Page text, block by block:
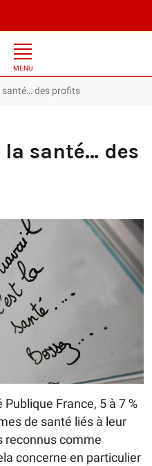
MENU
santé… des profits
la santé… des
France, 5 à 7 %
de santé liés à leur
reconnus comme
concerne en particulier